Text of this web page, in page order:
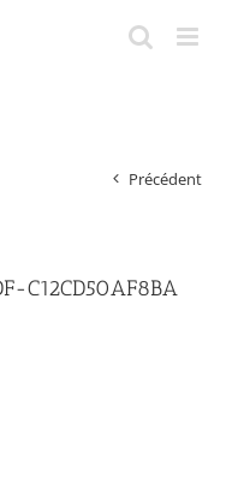
Précédent
C12CD50AF8BA